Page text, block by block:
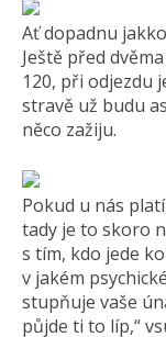
Ať dopadnu
Ještě před
120, při odjezdu
stravě už budu
něco zažiju.
Pokud u nás
tady je to skoro
s tím, kdo jede
v jakém
stupňuje vaše
půjde ti to líp,“